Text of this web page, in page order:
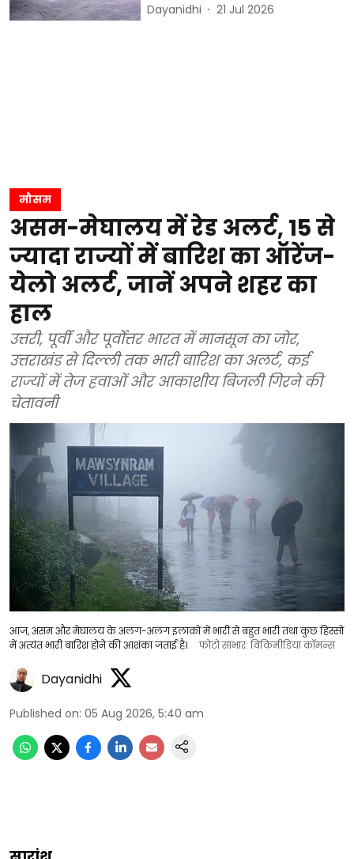
Dayanidhi 21 Jul 2026
मौसम
असम-मेघालय में रेड अलर्ट, 15 से
ज्यादा राज्यों में बारिश का ऑरेंज-
येलो अलर्ट, जानें अपने शहर का
हाल
उत्तरी, पूर्वी और पूर्वोत्तर भारत में मानसून का जोर,
उत्तराखंड से दिल्ली तक भारी बारिश का अलर्ट, कई
राज्यों में तेज हवाओं और आकाशीय बिजली गिरने की
चेतावनी
आज, असम और मेघालय के अलग-अलग इलाकों में भारी से बहुत भारी तथा कुछ हिस्सों
में अत्यंत भारी बारिश होने की आशंका जताई है।
फोटो साभार: विकिमीडिया कॉमन्स
Dayanidhi
Published on: 05 Aug 2026, 5:40 am